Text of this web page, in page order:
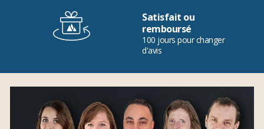
Satisfait ou
remboursé
100 jours pour changer
d'avis